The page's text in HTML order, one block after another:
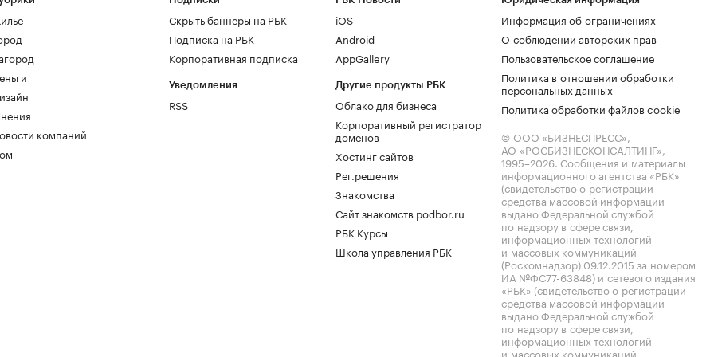
компаний
Скрыть баннеры на РБК
Подписка на РБК
Корпоративная подписка
Уведомления
RSS
iOS
Android
AppGallery
Другие продукты РБК
Облако для бизнеса
Корпоративный регистратор
доменов
Хостинг сайтов
Рег.решения
Знакомства
Сайт знакомств podbor.ru
РБК Курсы
Школа управления РБК
Информация об ограничениях
О соблюдении авторских прав
Пользовательское соглашение
Политика в отношении обработки
персональных данных
Политика обработки файлов cookie
© ООО «БИЗНЕСПРЕСС»,
АО «РОСБИЗНЕСКОНСАЛТИНГ»,
1995–2026. Сообщения и материалы
информационного агентства «РБК»
(свидетельство о регистрации
средства массовой информации
выдано Федеральной службой
по надзору в сфере связи,
информационных технологий
и массовых коммуникаций
(Роскомнадзор) 09.12.2015 за номером
ИА №ФС77-63848) и сетевого издания
«РБК» (свидетельство о регистрации
средства массовой информации
выдано Федеральной службой
по надзору в сфере связи,
информационных технологий
и массовых коммуникаций